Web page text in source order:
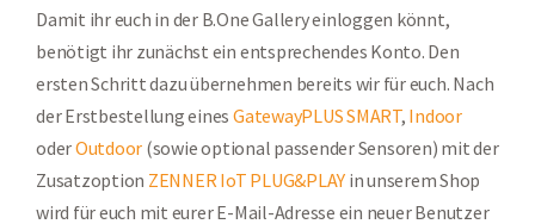
Damit ihr euch in der B.One Gallery einloggen könnt,
benötigt ihr zunächst ein entsprechendes Konto. Den
ersten Schritt dazu übernehmen bereits wir für euch. Nach
der Erstbestellung eines GatewayPLUS SMART, Indoor
oderOutdoor (sowie optional passender Sensoren) mit der
Zusatzoption ZENNER IoT PLUG&PLAY in unserem Shop
wird für euch mit eurer E-Mail-Adresse ein neuer Benutzer